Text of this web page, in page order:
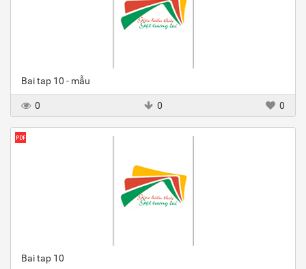
Bai tap 10 - mẫu
0 0 0
Bai tap 10